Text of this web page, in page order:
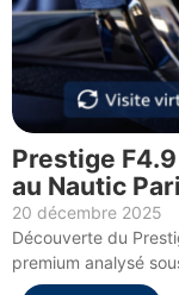
Prestige
au Nautic
20 décembre 2025
Découverte du
premium analysé